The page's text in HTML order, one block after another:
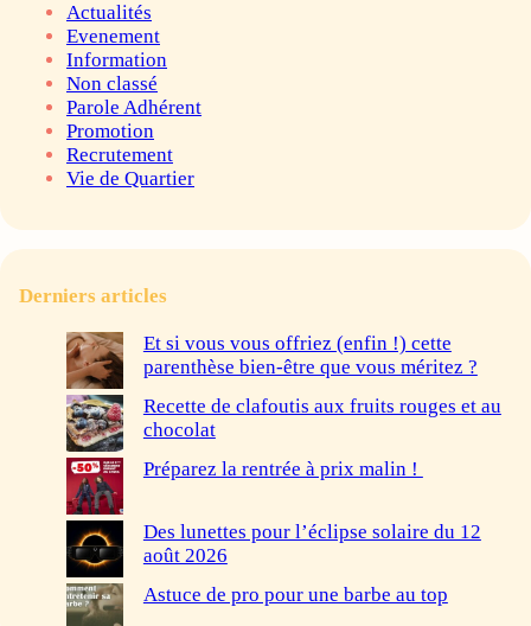
Actualités
Evenement
Information
Non classé
Parole Adhérent
Promotion
Recrutement
Vie de Quartier
Derniers articles
Et si vous vous offriez (enfin !) cette
parenthèse bien-être que vous méritez ?
Recette de clafoutis aux fruits rouges et au
chocolat
Préparez la rentrée à prix malin !
Des lunettes pour l’éclipse solaire du 12
août 2026
Astuce de pro pour une barbe au top